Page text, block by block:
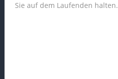
Sie auf dem Laufenden halten.